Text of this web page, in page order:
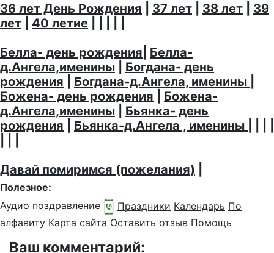
36 лет День Рождения 37 лет 38 лет
39
лет
40 летие
Белла- день рождения Белла-
д.Ангела,именины
Богдана- день
рождения
Богдана-д.Ангела, именины
Божена- день рождения
Божена-
д.Ангела,именины
Бьянка- день
рождения
Бьянка-д.Ангела , именины
Давай помиримся (пожелания)
Полезное:
Аудио поздравление
Праздники Календарь По
алфавиту Карта сайта Оставить отзыв Помощь
Ваш комментарий: